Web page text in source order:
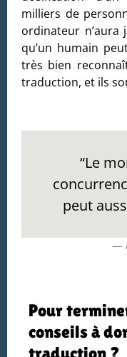
milliers de
ordinateur n’aura
qu’un humain
très bien
traduction, et ils
“Le
peut
Pour
conseils à
traduction ?